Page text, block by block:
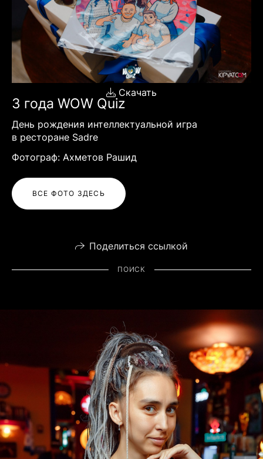
Скачать
3 года WOW Quiz
День рождения интеллектуальной игра
в ресторане Sadre
Фотограф: Ахметов Рашид
ВСЕ ФОТО ЗДЕСЬ
Поделиться ссылкой
ПОИСК